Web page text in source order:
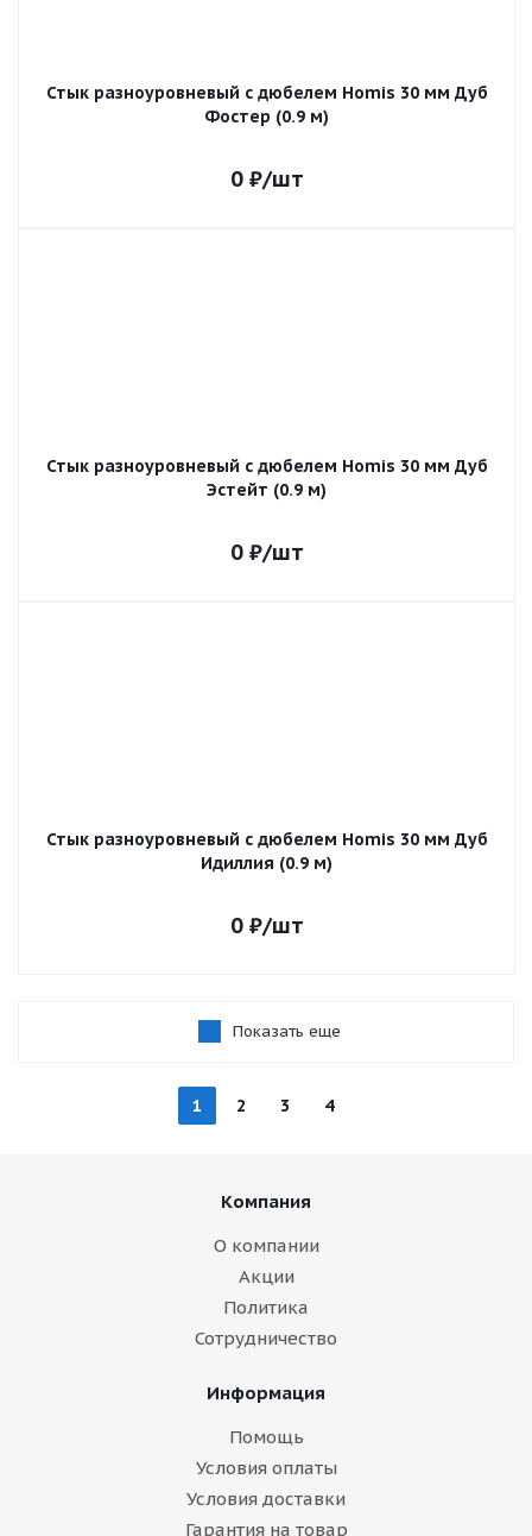
Стык разноуровневый с дюбелем Homis 30 мм Дуб
Фостер (0.9 м)
0₽/шт
Стык разноуровневый с дюбелем Homis 30 мм Дуб
Эстейт (0.9 м)
0₽/шт
Стык разноуровневый с дюбелем Homis 30 мм Дуб
Идиллия (0.9 м)
0₽/шт
Показать еще
1 2 3 4
Компания
О компании
Акции
Политика
Сотрудничество
Информация
Помощь
Условия оплаты
Условия доставки
Гарантия на товар